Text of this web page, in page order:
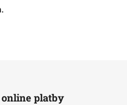
platby